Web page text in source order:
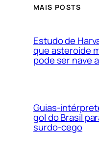
MAIS POSTS
Estudo de
que asteroide
pode ser nave
Guias-
gol do Brasil
surdo-cego